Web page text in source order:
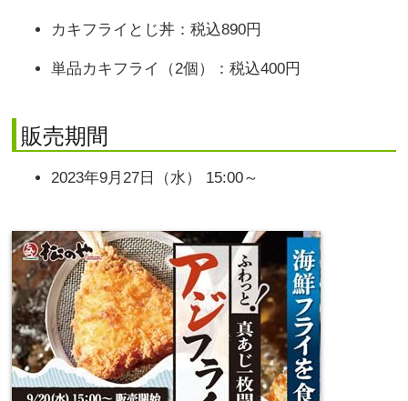
カキフライとじ丼：税込890円
単品カキフライ（2個）：税込400円
販売期間
2023年9月27日（水） 15:00～